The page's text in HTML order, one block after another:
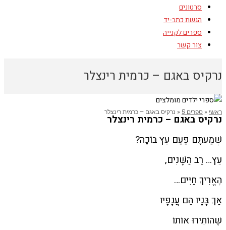
סרטונים
הגשת כתב-יד
ספרים לקנייה
צור קשר
נרקיס באגם – כרמית רינצלר
ראשי « ספרים 5 « נרקיס באגם – כרמית רינצלר
נרקיס באגם – כרמית רינצלר
שְׁמַעתֶּם פַּעַם עֵץ בּוֹכֶה?
עֵץ… רַב הַשָּׁנִים,
הֶאֱרִיךְ חַיִּים…
אַךְ בָּנָיו הֵם עֲנָפָיו
שֶׁהוֹתִירוּ אוֹתוֹ